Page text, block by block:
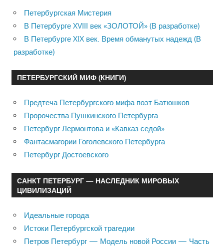
Петербургская Мистерия
В Петербурге XVIII век «ЗОЛОТОЙ» (В разработке)
В Петербурге XIX век. Время обманутых надежд (В
разработке)
ПЕТЕРБУРГСКИЙ МИФ (КНИГИ)
Предтеча Петербургского мифа поэт Батюшков
Пророчества Пушкинского Петербурга
Петербург Лермонтова и «Кавказ седой»
Фантасмагории Гоголевского Петербурга
Петербург Достоевского
САНКТ ПЕТЕРБУРГ — НАСЛЕДНИК МИРОВЫХ
ЦИВИЛИЗАЦИЙ
Идеальные города
Истоки Петербургской трагедии
Петров Петербург — Модель новой России — Часть